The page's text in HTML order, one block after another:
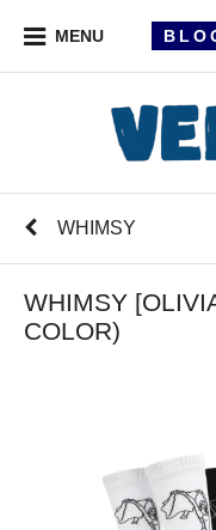
MENU
WHIMSY
WHIMSY
COLOR)